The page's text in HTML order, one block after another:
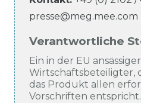
presse@meg.mee.com
Verantwortliche
Ein in der EU ansässiger
Wirtschaftsbeteiligter,
das Produkt allen
Vorschriften entspricht.